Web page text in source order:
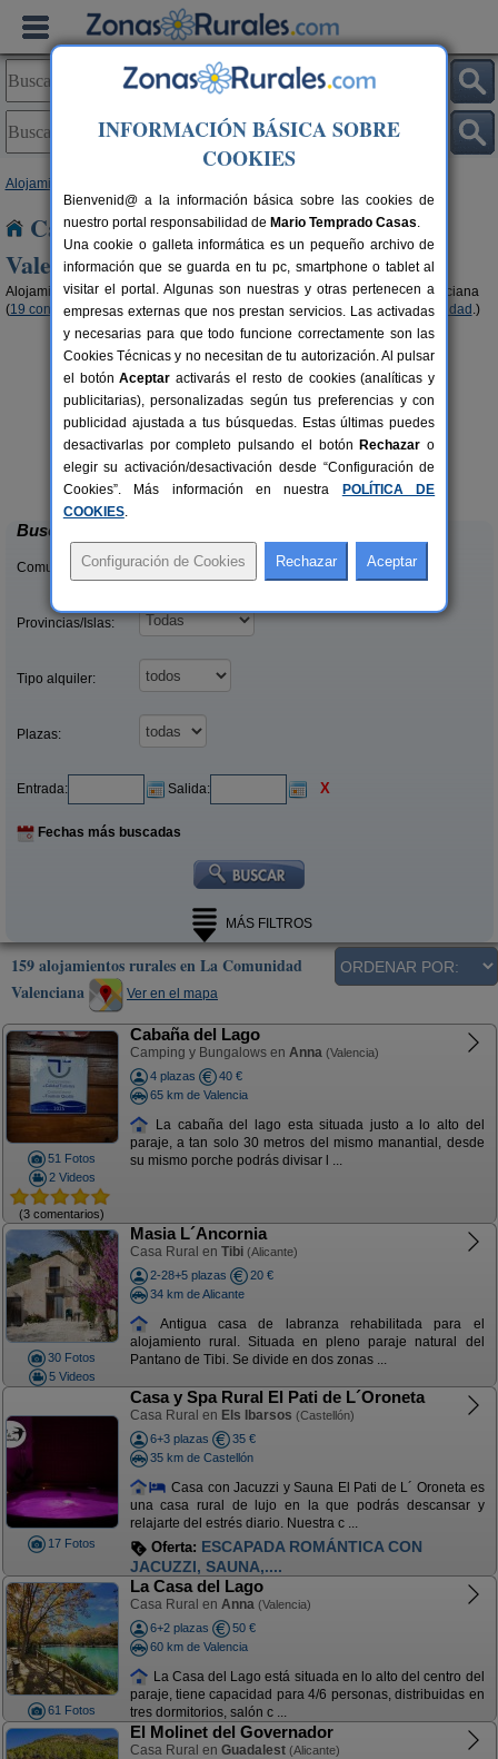
Alojamientos
Casas Rurales en La Comunidad
Valenciana
Alojamientos rurales para disfrutar del turismo rural en Comunidad Valenciana
(19 con opiniones,2 con ofertas,27 con reserva online, 11 con disponibilidad .)
6+3 pers.
desde
35 €
Casa y Spa Rural El Pati de L
´Oroneta
Buscar
Comunidades:
Provincias/Islas:
Tipo alquiler:
Plazas:
Entrada: Salida: X
Fechas más buscadas
MÁS FILTROS
159 alojamientos rurales en La Comunidad
Valenciana
Ver en el mapa
51 Fotos
2 Videos
(3 comentarios)
Cabaña del Lago
Camping y Bungalows en Anna (Valencia)
4 plazas
40 €
65 km de Valencia
La cabaña del lago esta situada justo a lo alto del
paraje, a tan solo 30 metros del mismo manantial, desde
su mismo porche podrás divisar l ...
30 Fotos
5 Videos
Masia L´Ancornia
Casa Rural en Tibi (Alicante)
2-28+5 plazas
20 €
34 km de Alicante
Antigua casa de labranza rehabilitada para el
alojamiento rural. Situada en pleno paraje natural del
Pantano de Tibi. Se divide en dos zonas ...
17 Fotos
Casa y Spa Rural El Pati de L´Oroneta
Casa Rural en Els Ibarsos (Castellón)
6+3 plazas
35 €
35 km de Castellón
Casa con Jacuzzi y Sauna El Pati de L´ Oroneta es
una casa rural de lujo en la que podrás descansar y
relajarte del estrés diario. Nuestra c ...
Oferta: ESCAPADA ROMÁNTICA CON
JACUZZI, SAUNA,....
61 Fotos
La Casa del Lago
Casa Rural en Anna (Valencia)
6+2 plazas
50 €
60 km de Valencia
La Casa del Lago está situada en lo alto del centro del
paraje, tiene capacidad para 4/6 personas, distribuidas en
tres dormitorios, salón c ...
El Molinet del Governador
Casa Rural en Guadalest (Alicante)
INFORMACIÓN BÁSICA SOBRE
COOKIES
Bienvenid@ a la información básica sobre las cookies de
nuestro portal responsabilidad de Mario Temprado Casas.
Una cookie o galleta informática es un pequeño archivo de
información que se guarda en tu pc, smartphone o tablet al
visitar el portal. Algunas son nuestras y otras pertenecen a
empresas externas que nos prestan servicios. Las activadas
y necesarias para que todo funcione correctamente son las
Cookies Técnicas y no necesitan de tu autorización. Al pulsar
el botónAceptar activarás el resto de cookies (analíticas y
publicitarias), personalizadas según tus preferencias y con
publicidad ajustada a tus búsquedas. Estas últimas puedes
desactivarlas por completo pulsando el botón Rechazar o
elegir su activación/desactivación desde “Configuración de
Cookies”. Más información en nuestra
POLÍTICA DE
COOKIES.